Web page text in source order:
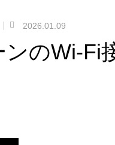
2026.01.09
ンのWi-Fi